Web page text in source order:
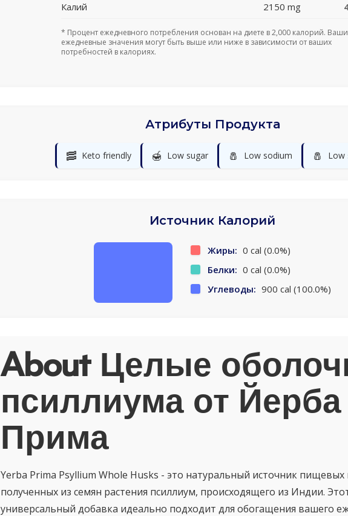
Калий
2150 mg
* Процент ежедневного потребления основан на диете в 2,000 калорий. Ваши
ежедневные значения могут быть выше или ниже в зависимости от ваших
потребностей в калориях.
Атрибуты Продукта
🥓 Keto friendly 🍯 Low sugar 🧂 Low sodium 🧂 Low
Источник Калорий
Жиры: 0 cal (0.0%)
Белки: 0 cal (0.0%)
Углеводы: 900 cal (100.0%)
About Целые
псиллиума от Йерба
Прима
Yerba Prima Psyllium Whole Husks - это натуральный источник пищевых
полученных из семян растения псиллиум, происходящего из Индии.
универсальный добавка идеально подходит для обогащения вашего